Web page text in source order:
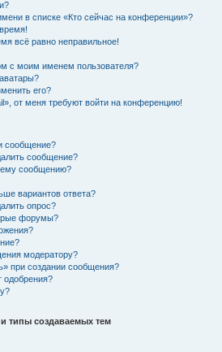
в списке «Кто сейчас на конференции»?
всё равно неправильное!
с моим именем пользователя?
его?
от меня требуют войти на конференцию!
сообщение?
сообщение?
сообщению?
вариантов ответа?
опрос?
форумы?
модератору?
при создании сообщения?
одобрения?
типы создаваемых тем